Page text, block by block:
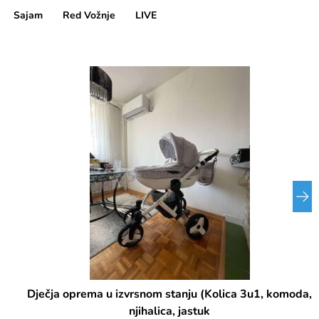
Sajam Red Vožnje LIVE
Dječja oprema u izvrsnom stanju (Kolica 3u1, komoda,
njihalica, jastuk